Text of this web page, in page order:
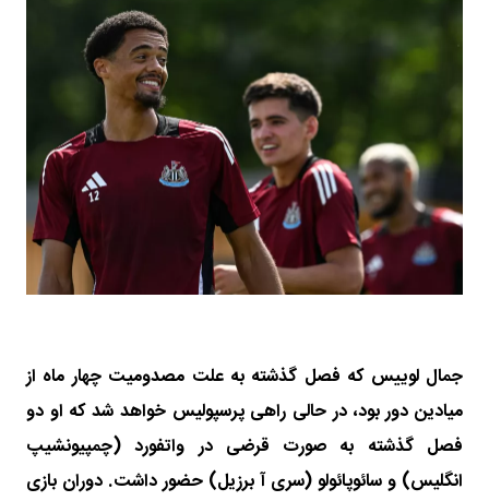
جمال لوییس که فصل گذشته به علت مصدومیت چهار ماه از
میادین دور بود، در حالی راهی پرسپولیس خواهد شد که او دو
فصل گذشته به صورت قرضی در واتفورد (چمپیونشیپ
انگلیس) و سائوپائولو (سری آ برزیل) حضور داشت. دوران بازی